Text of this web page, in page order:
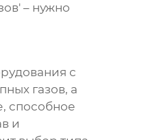
– нужно
с
газов, а
способное
и